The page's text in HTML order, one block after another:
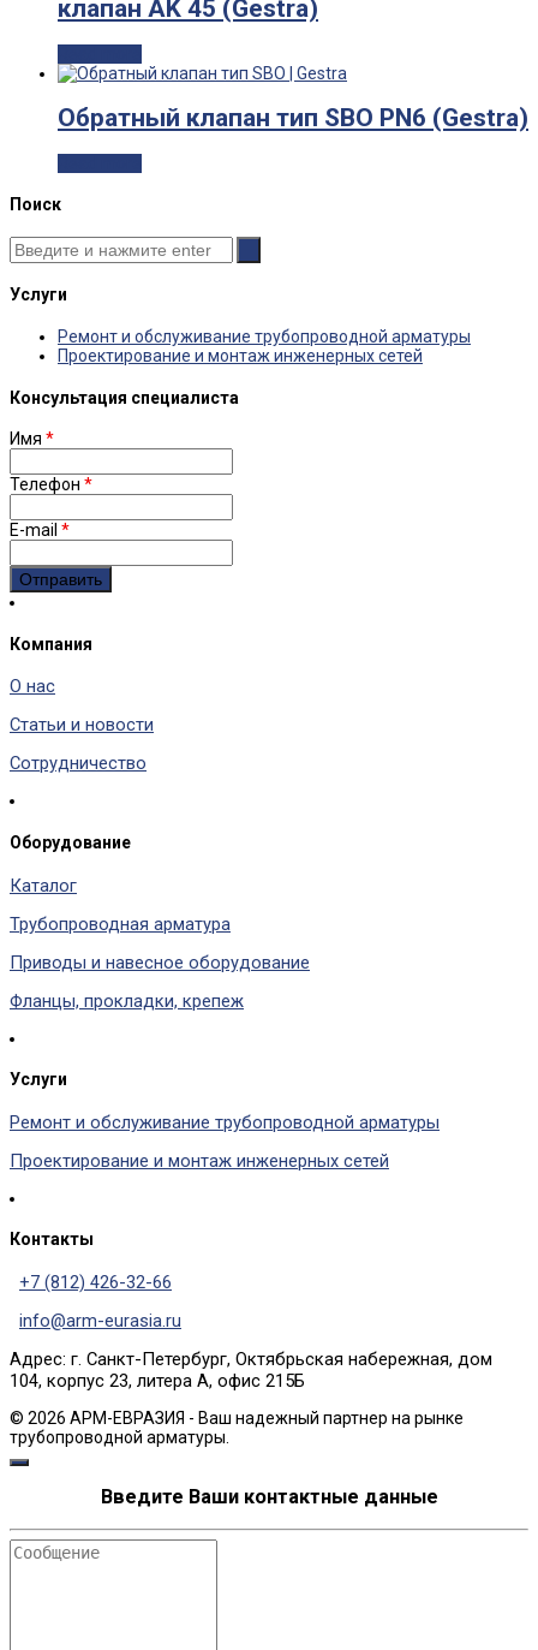
клапан AK 45 (Gestra)
Обратный клапан тип SBO PN6 (Gestra)
Поиск
Услуги
Ремонт и обслуживание трубопроводной арматуры
Проектирование и монтаж инженерных сетей
Консультация специалиста
Имя *
Телефон *
E-mail *
Компания
О нас
Статьи и новости
Сотрудничество
Оборудование
Каталог
Трубопроводная арматура
Приводы и навесное оборудование
Фланцы, прокладки, крепеж
Услуги
Ремонт и обслуживание трубопроводной арматуры
Проектирование и монтаж инженерных сетей
Контакты
+7 (812) 426-32-66
info@arm-eurasia.ru
Адрес: г. Санкт-Петербург, Октябрьская набережная, дом
104, корпус 23, литера А, офис 215Б
© 2026 АРМ-ЕВРАЗИЯ - Ваш надежный партнер на рынке
трубопроводной арматуры.
Введите Ваши контактные данные
Сообщение